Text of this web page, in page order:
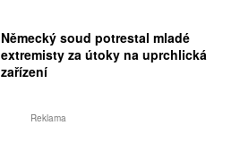
Německý soud potrestal mladé
extremisty za útoky na uprchlická
zařízení
Reklama